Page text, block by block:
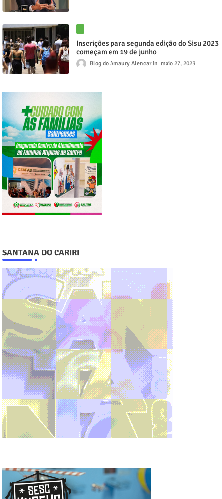
Inscrições para segunda edição do Sisu 2023
começam em 19 de junho
Blog do Amaury Alencar maio 27, 2023
SANTANA DO CARIRI